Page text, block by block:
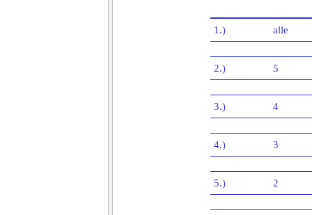
1.) alle
2.) 5
3.) 4
4.) 3
5.) 2